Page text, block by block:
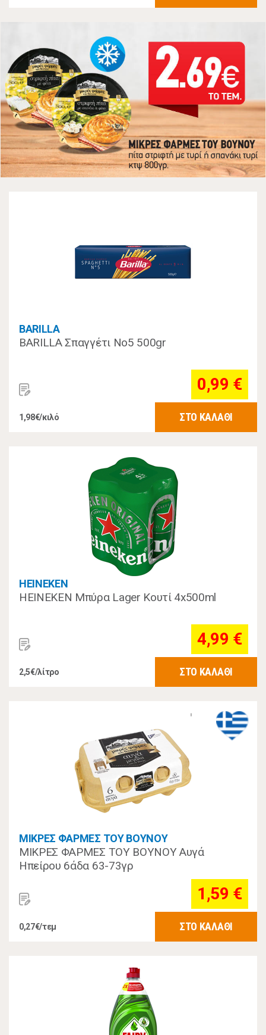
BARILLA
BARILLA Σπαγγέτι Νο5 500gr
0,99 €
1,98€/κιλό ΣΤΟ ΚΑΛΑΘΙ
HEINEKEN
HEINEKEN Μπύρα Lager Κουτί 4x500ml
4,99 €
2,5€/λίτρο ΣΤΟ ΚΑΛΑΘΙ
ΜΙΚΡΕΣ ΦΑΡΜΕΣ ΤΟΥ ΒΟΥΝΟΥ
ΜΙΚΡΕΣ ΦΑΡΜΕΣ ΤΟΥ ΒΟΥΝΟΥ Αυγά
Ηπείρου 6άδα 63-73γρ
1,59 €
0,27€/τεμ ΣΤΟ ΚΑΛΑΘΙ